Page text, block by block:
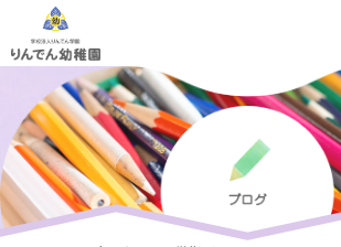
期
が、
ス
タ
ー